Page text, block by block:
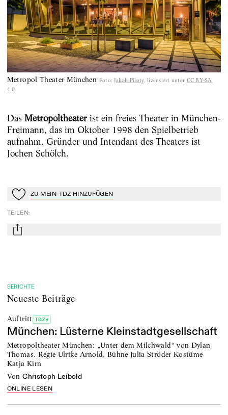
Metropol Theater München Foto: Jakob Piloty, lizensiert unter CC BY-SA
4.0
Das Metropoltheaterist ein freies Theater in München-
Freimann, das im Oktober 1998 den Spielbetrieb
aufnahm. Gründer und Intendant des Theaters ist
Jochen Schölch.
Zu Mein-TdZ hinzufügen
ZU MEIN-TDZ HINZUFÜGEN
TEILEN:
mail
BERICHTE
Neueste Beiträge
Auftritt TDZ+
München: Lüsterne Kleinstadtgesellschaft
Metropoltheater München: „Unter dem Milchwald“ von Dylan
Thomas. Regie Ulrike Arnold, Bühne Julia Ströder Kostüme
Katja Kirn
von Christoph Leibold
ONLINE LESEN